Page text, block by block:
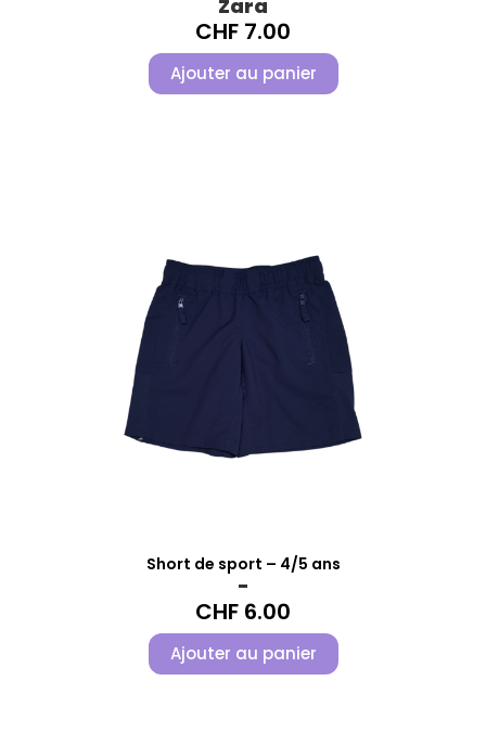
Zara
CHF 7.00
Ajouter au panier
Short de sport – 4/5 ans
-
CHF 6.00
Ajouter au panier